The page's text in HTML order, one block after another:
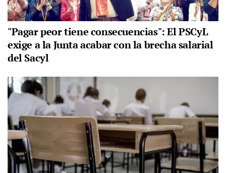
"Pagar peor tiene consecuencias": El PSCyL
exige a la Junta acabar con la brecha salarial
del Sacyl